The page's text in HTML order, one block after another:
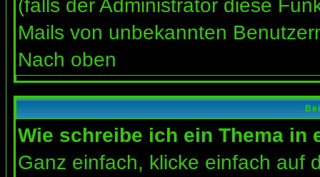
(falls der Administrator diese
Mails von unbekannten
Nach oben
Wie schreibe ich ein Thema in
Ganz einfach, klicke einfach auf